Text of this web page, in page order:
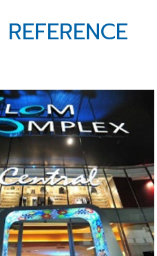
REFERENCE